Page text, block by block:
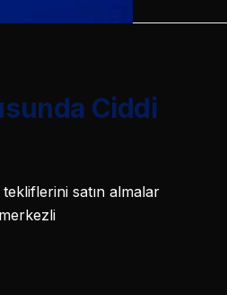
Ciddi
satın almalar